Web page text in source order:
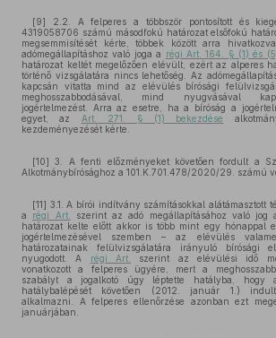
[9] 2.2. A felperes a többször pontosított és
4319058706 számú másodfokú határozat elsőfokú
megsemmisítését kérte, többek között arra
adómegállapításhoz való joga a régi Art. 164. § (1) és
határozat keltét megelőzően elévült, ezért az alperes
történő vizsgálatára nincs lehetőség. Az
kapcsán vitatta mind az elévülés bírósági
meghosszabbodásával, mind nyugvásával
jogértelmezést. Arra az esetre, ha a bíróság a
egyet, az
Art. 271. § (1) bekezdése
kezdeményezését kérte.
[10] 3. A fenti előzményeket követően fordult a
Alkotmánybírósághoz a 101.K.701.478/2020/29. számú
[11] 3.1. A bírói indítvány számításokkal alátámasztott
a régi Art.
szerint az adó megállapításához való jog
határozat kelte előtt akkor is több mint egy hónappal
jogértelmezésével szemben – az elévülés
határozatainak felülvizsgálatára irányuló bírósági
nyugodott. A
régi Art.
szerint az elévülési idő
vonatkozott a felperes ügyére, mert a
szabályt a jogalkotó úgy léptette hatályba, hogy
hatálybalépését követően (2012. január 1.)
alkalmazni. A felperes ellenőrzése azonban ezt
januárjában.